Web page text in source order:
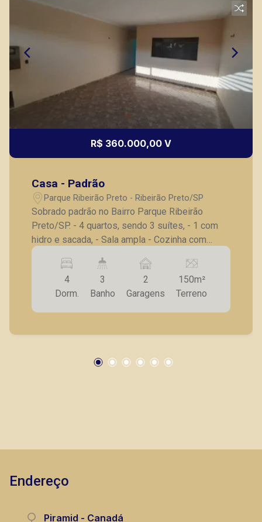
R$ 360.000,00 V
Casa - Padrão
Parque Ribeirão Preto - Ribeirão Preto/SP
Sobrado padrão no Bairro Parque Ribeirão
Preto/SP. - 4 quartos, sendo 3 suítes, - 1 com
hidro e sacada, - Sala ampla - Cozinha com
gabinete, - Área de serviço, - Churrasqueira, - 2
vagas de garagem. A Piramid tem como objetivo
atender seus clientes com agilidade e
segurança, em locação, vendas de imóveis
prontos, usados ou mesmo nos principais
4
Dorm.
3
Banho
2
Garagens
150m²
Terreno
Endereço
Piramid - Canadá